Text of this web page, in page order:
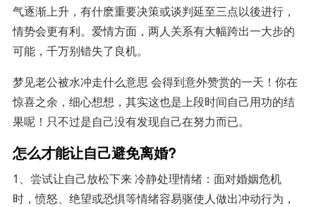
气逐渐上升，有什麽重要决策或谈判延至三点以後进行，
情势会更有利。爱情方面，两人关系有大幅跨出一大步的
可能，千万别错失了良机。
梦见老公被水冲走什么意思 会得到意外赞赏的一天！你在
惊喜之余，细心想想，其实这也是上段时间自己用功的结
果呢！只不过是自己没有发现自己在努力而已。
怎么才能让自己避免离婚?
1、尝试让自己放松下来 冷静处理情绪：面对婚姻危机
时，愤怒、绝望或恐惧等情绪容易驱使人做出冲动行为，